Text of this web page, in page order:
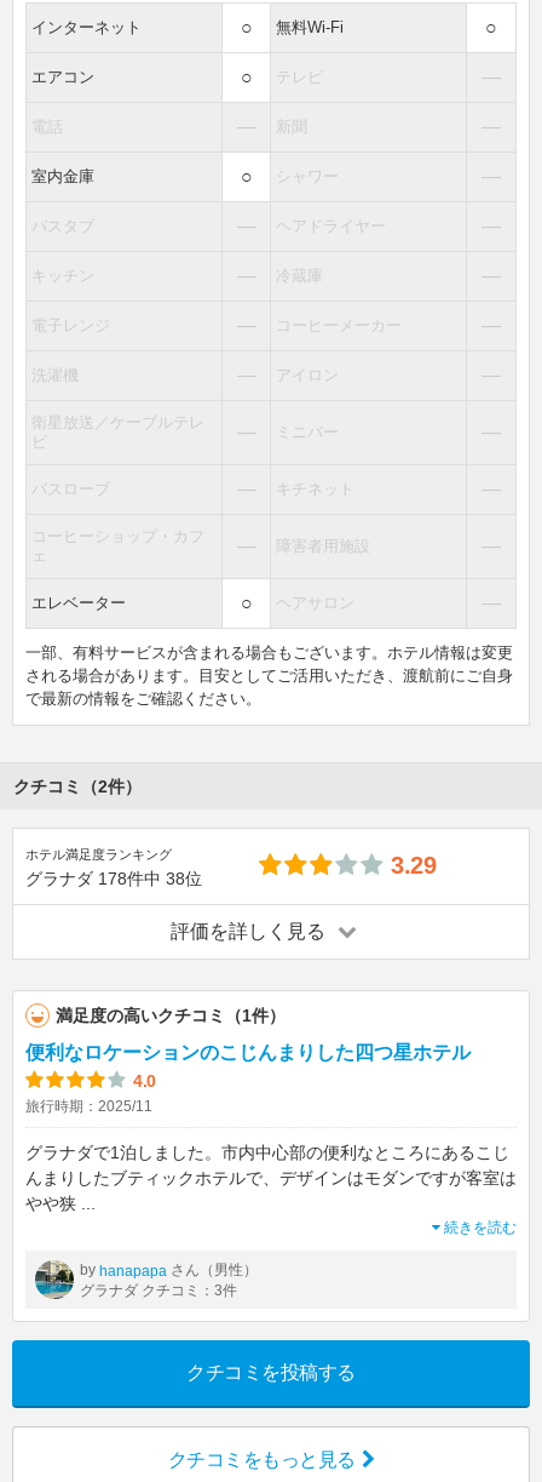
インターネット ○ 無料Wi-Fi ○
エアコン ○ テレビ ―
電話 ― 新聞 ―
室内金庫 ○ シャワー ―
バスタブ ― ヘアドライヤー ―
キッチン ― 冷蔵庫 ―
電子レンジ ― コーヒーメーカー ―
洗濯機 ― アイロン ―
衛星放送／ケーブルテレ
ビ
― ミニバー ―
バスローブ ― キチネット ―
コーヒーショップ・カフ
ェ
― 障害者用施設 ―
エレベーター ○ ヘアサロン ―
一部、有料サービスが含まれる場合もございます。ホテル情報は変更
される場合があります。目安としてご活用いただき、渡航前にご自身
で最新の情報をご確認ください。
クチコミ（2件）
ホテル満足度ランキング
グラナダ 178件中 38位 3.29
評価を詳しく見る
満足度の高いクチコミ（1件）
便利なロケーションのこじんまりした四つ星ホテル
4.0
旅行時期：2025/11
グラナダで1泊しました。市内中心部の便利なところにあるこじ
んまりしたブティックホテルで、デザインはモダンですが客室は
やや狭 ...
続きを読む
by hanapapa さん（男性）
グラナダ クチコミ：3件
クチコミを投稿する
クチコミをもっと見る